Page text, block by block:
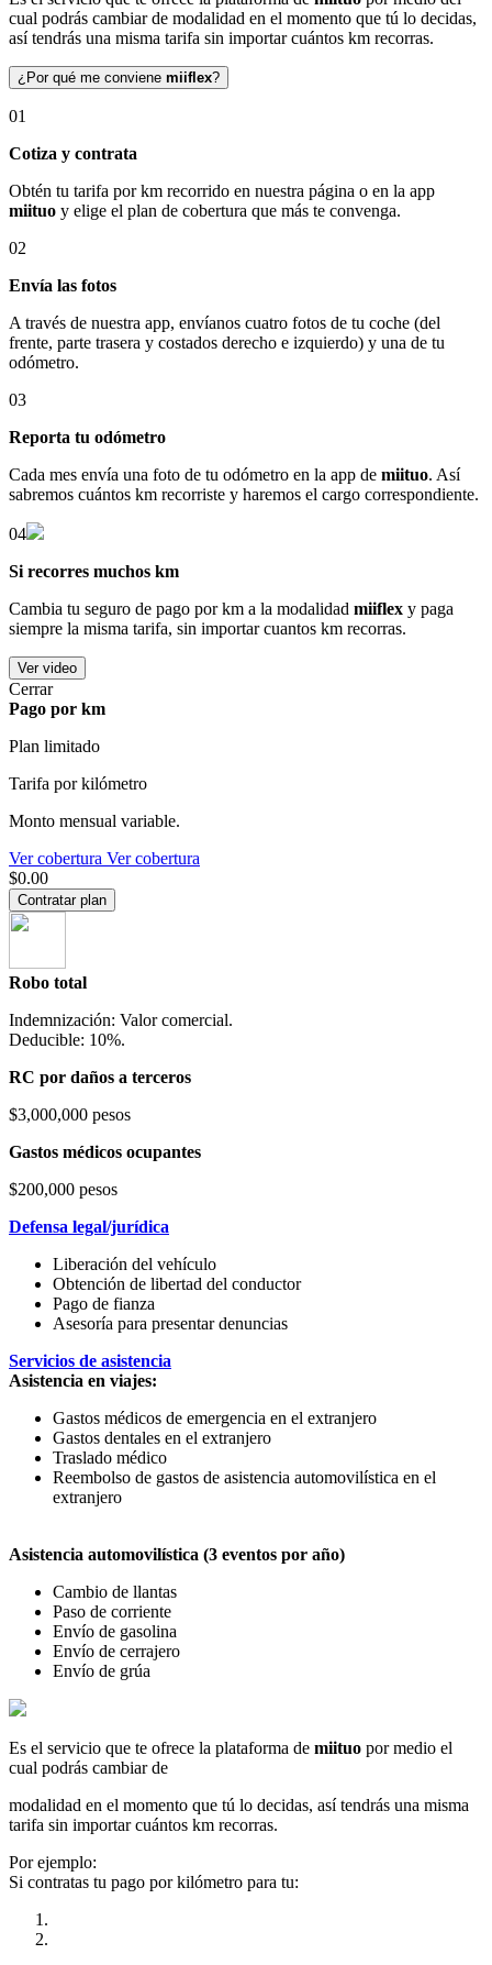
cual podrás cambiar de modalidad en el momento que tú lo decidas,
así tendrás una misma tarifa sin importar cuántos km recorras.
¿Por qué me conviene miiflex?
01
Cotiza y contrata
Obtén tu tarifa por km recorrido en nuestra página o en la app
miituo y elige el plan de cobertura que más te convenga.
02
Envía las fotos
A través de nuestra app, envíanos cuatro fotos de tu coche (del
frente, parte trasera y costados derecho e izquierdo) y una de tu
odómetro.
03
Reporta tu odómetro
Cada mes envía una foto de tu odómetro en la app de miituo. Así
sabremos cuántos km recorriste y haremos el cargo correspondiente.
04
Si recorres muchos km
Cambia tu seguro de pago por km a la modalidad miiflex y paga
siempre la misma tarifa, sin importar cuantos km recorras.
Ver video
Cerrar
Pago por km
Plan limitado
Tarifa por kilómetro
Monto mensual variable.
Ver cobertura Ver cobertura
$0.00
Contratar plan
Robo total
Indemnización: Valor comercial.
Deducible: 10%.
RC por daños a terceros
$3,000,000 pesos
Gastos médicos ocupantes
$200,000 pesos
Defensa legal/jurídica
Liberación del vehículo
Obtención de libertad del conductor
Pago de fianza
Asesoría para presentar denuncias
Servicios de asistencia
Asistencia en viajes:
Gastos médicos de emergencia en el extranjero
Gastos dentales en el extranjero
Traslado médico
Reembolso de gastos de asistencia automovilística en el
extranjero
Asistencia automovilística (3 eventos por año)
Cambio de llantas
Paso de corriente
Envío de gasolina
Envío de cerrajero
Envío de grúa
Es el servicio que te ofrece la plataforma de miituo por medio el
cual podrás cambiar de
modalidad en el momento que tú lo decidas, así tendrás una misma
tarifa sin importar cuántos km recorras.
Por ejemplo:
Si contratas tu pago por kilómetro para tu: